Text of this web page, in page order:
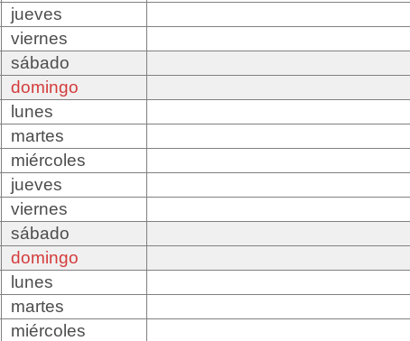
jueves
viernes
sábado
domingo
lunes
martes
miércoles
jueves
viernes
sábado
domingo
lunes
martes
miércoles